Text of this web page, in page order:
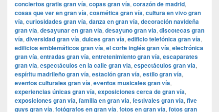
conciertos gratis gran vía, copas gran vía, corazón de madrid,
cosas que ver en gran vía, cosmética gran vía, cultura en vivo gran
vía, curiosidades gran vía, danza en gran vía, decoración navideña
gran vía, desayunar en gran vía, desayuno gran vía, discotecas gran
vía, diversidad gran vía, dulces gran vía, edificio telefónica gran vía,
edificios emblemáticos gran vía, el corte inglés gran vía, electrónica
gran vía, entradas gran vía, entretenimiento gran vía, escaparates
gran vía, espectáculos en la calle gran vía, espectáculos gran vía,
espíritu madrileño gran vía, estación gran vía, estilo gran vía,
eventos culturales gran vía, eventos musicales gran vía,
experiencias únicas gran vía, exposiciones cerca de gran vía,
exposiciones gran vía, familia en gran vía, festivales gran vía, five
guys gran vía, fotógrafos en gran vía, fotos en gran vía, fotos gran